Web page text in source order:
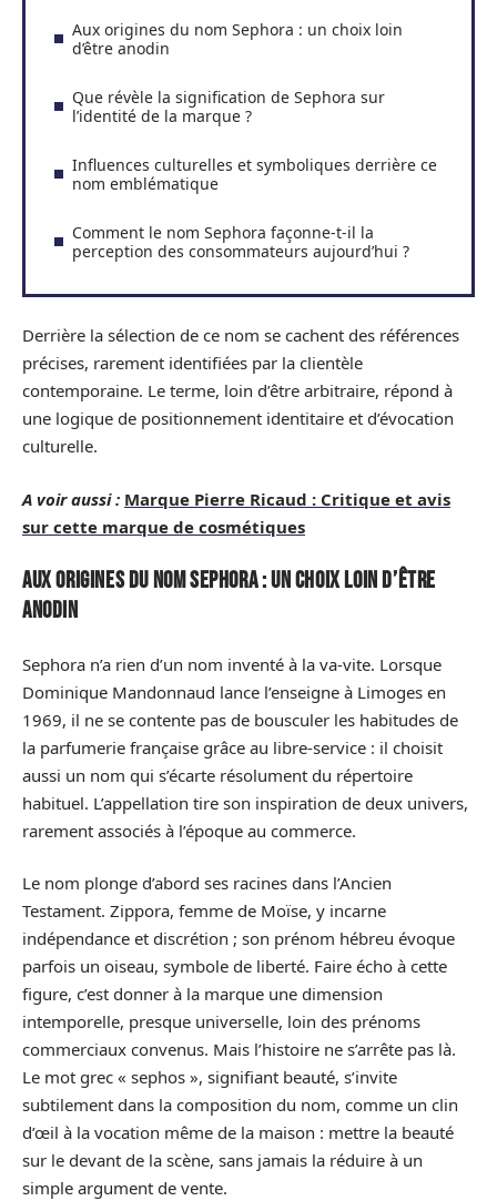
Aux origines du nom Sephora : un choix loin
d’être anodin
Que révèle la signification de Sephora sur
l’identité de la marque ?
Influences culturelles et symboliques derrière ce
nom emblématique
Comment le nom Sephora façonne-t-il la
perception des consommateurs aujourd’hui ?
Derrière la sélection de ce nom se cachent des références
précises, rarement identifiées par la clientèle
contemporaine. Le terme, loin d’être arbitraire, répond à
une logique de positionnement identitaire et d’évocation
culturelle.
A voir aussi : Marque Pierre Ricaud : Critique et avis
sur cette marque de cosmétiques
Aux origines du nom Sephora : un choix loin d’être
anodin
Sephora n’a rien d’un nom inventé à la va-vite. Lorsque
Dominique Mandonnaud lance l’enseigne à Limoges en
1969, il ne se contente pas de bousculer les habitudes de
la parfumerie française grâce au libre-service : il choisit
aussi un nom qui s’écarte résolument du répertoire
habituel. L’appellation tire son inspiration de deux univers,
rarement associés à l’époque au commerce.
Le nom plonge d’abord ses racines dans l’Ancien
Testament. Zippora, femme de Moïse, y incarne
indépendance et discrétion ; son prénom hébreu évoque
parfois un oiseau, symbole de liberté. Faire écho à cette
figure, c’est donner à la marque une dimension
intemporelle, presque universelle, loin des prénoms
commerciaux convenus. Mais l’histoire ne s’arrête pas là.
Le mot grec « sephos », signifiant beauté, s’invite
subtilement dans la composition du nom, comme un clin
d’œil à la vocation même de la maison : mettre la beauté
sur le devant de la scène, sans jamais la réduire à un
simple argument de vente.